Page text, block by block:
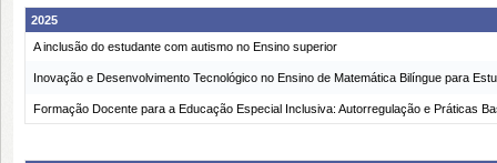
2025
A inclusão do estudante com autismo no Ensino superior
Inovação e Desenvolvimento Tecnológico no Ensino de Matemática Bilíngue para
Formação Docente para a Educação Especial Inclusiva: Autorregulação e Práticas